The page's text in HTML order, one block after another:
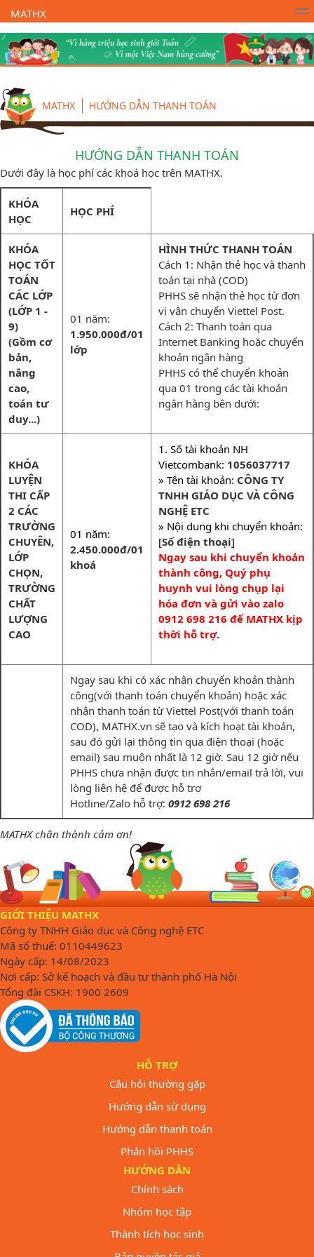
MATHX
Trường Toán Online MATHX Học toán - Lớp 1
MATHX HƯỚNG DẪN THANH TOÁN
HƯỚNG DẪN THANH TOÁN
Dưới đây là học phí các khoá học trên MATHX.
KHÓA
HỌC
HỌC PHÍ
KHÓA
HỌC TỐT
TOÁN
CÁC LỚP
(LỚP 1 -
9)
(Gồm cơ
bản,
nâng
cao,
toán tư
duy...)
01 năm:
1.950.000đ/01
lớp
HÌNH THỨC THANH TOÁN
Cách 1: Nhận thẻ học và thanh
toán tại nhà (COD)
PHHS sẽ nhận thẻ học từ đơn
vị vận chuyển Viettel Post.
Cách 2: Thanh toán qua
Internet Banking hoặc chuyển
khoản ngân hàng
PHHS có thể chuyển khoản
qua 01 trong các tài khoản
ngân hàng bên dưới:
KHÓA
LUYỆN
THI CẤP
2 CÁC
TRƯỜNG
CHUYÊN,
LỚP
CHỌN,
TRƯỜNG
CHẤT
LƯỢNG
CAO
01 năm:
2.450.000đ/01
khoá
1. Số tài khoản NH
Vietcombank: 1056037717
» Tên tài khoản: CÔNG TY
TNHH GIÁO DỤC VÀ CÔNG
NGHỆ ETC
» Nội dung khi chuyển khoản:
[Số điện thoại]
Ngay sau khi chuyển khoản
thành công, Quý phụ
huynh vui lòng chụp lại
hóa đơn và gửi vào zalo
0912 698 216 để MATHX kịp
thời hỗ trợ.
Ngay sau khi có xác nhận chuyển khoản thành
công(với thanh toán chuyển khoản) hoặc xác
nhận thanh toán từ Viettel Post(với thanh toán
COD), MATHX.vn sẽ tạo và kích hoạt tài khoản,
sau đó gửi lại thông tin qua điện thoại (hoặc
email) sau muộn nhất là 12 giờ. Sau 12 giờ nếu
PHHS chưa nhận được tin nhắn/email trả lời, vui
lòng liên hệ để được hỗ trợ
Hotline/Zalo hỗ trợ: 0912 698 216
MATHX chân thành cảm ơn!
GIỚI THIỆU MATHX
Công ty TNHH Giáo dục và Công nghệ ETC
Mã số thuế: 0110449623
Ngày cấp: 14/08/2023
Nơi cấp: Sở kế hoạch và đầu tư thành phố Hà Nội
Tổng đài CSKH: 1900 2609
HỖ TRỢ
Câu hỏi thường gặp
Hướng dẫn sử dụng
Hướng dẫn thanh toán
Phản hồi PHHS
HƯỚNG DẪN
Chính sách
Nhóm học tập
Thành tích học sinh